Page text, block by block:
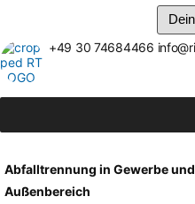
Zum
Inhalt
springen
+49 30 74684466
Abfalltrennung in Gewerbe
Außenbereich